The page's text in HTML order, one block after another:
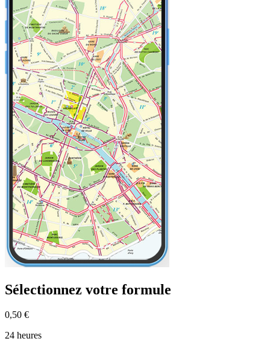
Sélectionnez votre formule
0,50 €
24 heures